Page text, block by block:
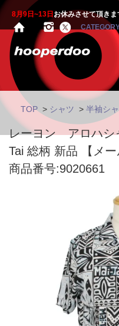
8月9日~13日 お休みさせて頂きま
TOP > シャツ > 半袖シ
レーヨン アロハシ
Tai 総柄 新品 【メー
商品番号:9020661